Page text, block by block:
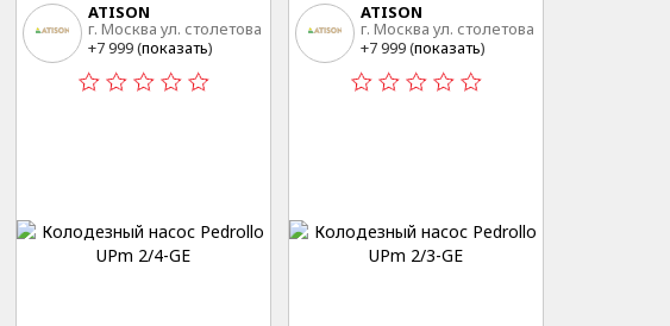
ATISON
г. Москва ул. столетова
15
+7 999 (показать)
ATISON
г. Москва ул. столетова
15
+7 999 (показать)